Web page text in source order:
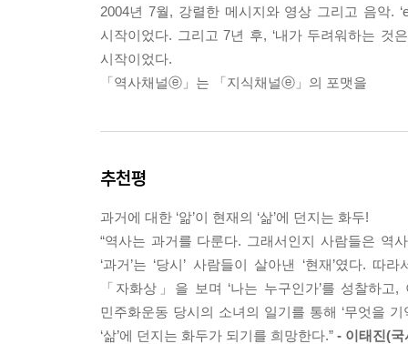
소녀의 일기에 적힌
“민주주의를 수호하라.”
1980년 5월
왜 정부에 유리한 내용만을 발표하는가
1942년 6월 홀로코스트 당시의 안네
1960년 4·19 혁명 당시의 여고생
1980년 5·18 민주화운동 당시의 여고생
반복되는 기억
2004년 7월, 강렬한 메시지와 영상 그리고 음악.
시작이었다. 그리고 7년 후, ‘내가 두려워하는 것
시작이었다.
「역사채널ⓔ」는 「지식채널ⓔ」의 포맷을
추천평
과거에 대한 ‘앎’이 현재의 ‘삶’에 던지는 화두!
“역사는 과거를 다룬다. 그래서인지 사람들은 역
‘과거’는 ‘당시’ 사람들이 살아낸 ‘현재’였다.
「자화상」을 보며 ‘나는 누구인가’를 성찰하
민주화운동 당시의 소녀의 일기를 통해 ‘무엇을
‘삶’에 던지는 화두가 되기를 희망한다.” - 이태진(